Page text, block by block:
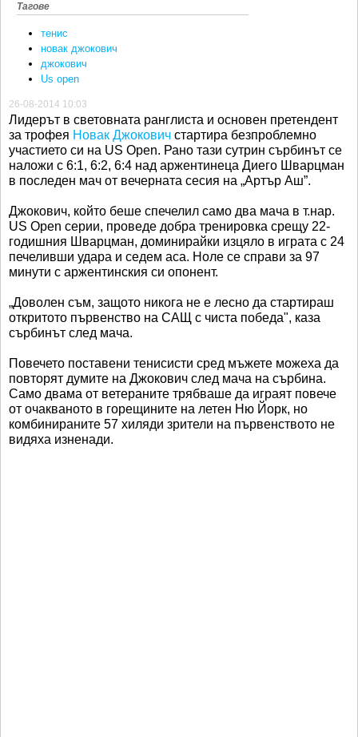
Тагове
тенис
новак джокович
джокович
Us open
26-08-2014 10:03
Лидерът в световната ранглиста и основен претендент
за трофея Новак Джокович стартира безпроблемно
участието си на US Open. Рано тази сутрин сърбинът се
наложи с 6:1, 6:2, 6:4 над аржентинеца Диего Шварцман
в последен мач от вечерната сесия на „Артър Аш”.
Джокович, който беше спечелил само два мача в т.нар.
US Open серии, проведе добра тренировка срещу 22-
годишния Шварцман, доминирайки изцяло в играта с 24
печеливши удара и седем аса. Ноле се справи за 97
минути с аржентинския си опонент.
„Доволен съм, защото никога не е лесно да стартираш
откритото първенство на САЩ с чиста победа", каза
сърбинът след мача.
Повечето поставени тенисисти сред мъжете можеха да
повторят думите на Джокович след мача на сърбина.
Само двама от ветераните трябваше да играят повече
от очакваното в горещините на летен Ню Йорк, но
комбинираните 57 хиляди зрители на първенството не
видяха изненади.